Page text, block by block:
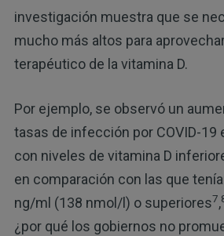
investigación muestra que se
mucho más altos para
terapéutico de la vitamina D.
Por ejemplo, se observó un
tasas de infección por COVID-19
con niveles de vitamina D
en comparación con las que
ng/ml (138 nmol/l) o superiores7,
¿por qué los gobiernos no